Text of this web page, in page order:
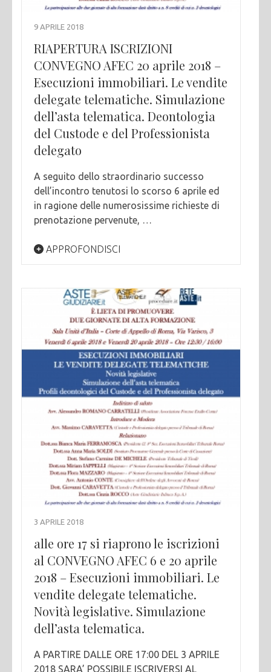
9 APRILE 2018
RIAPERTURA ISCRIZIONI
CONVEGNO AFEC 20 aprile 2018 –
Esecuzioni immobiliari. Le vendite
delegate telematiche. Simulazione
dell’asta telematica. Deontologia
del Custode e del Professionista
delegato
A seguito dello straordinario successo
dell’incontro tenutosi lo scorso 6 aprile ed
in ragione delle numerosissime richieste di
prenotazione pervenute, …
APPROFONDISCI
3 APRILE 2018
alle ore 17 si riaprono le iscrizioni
al CONVEGNO AFEC 6 e 20 aprile
2018 – Esecuzioni immobiliari. Le
vendite delegate telematiche.
Novità legislative. Simulazione
dell’asta telematica.
A PARTIRE DALLE ORE 17:00 DEL 3 APRILE
2018 SARA’ POSSIBILE ISCRIVERSI AL